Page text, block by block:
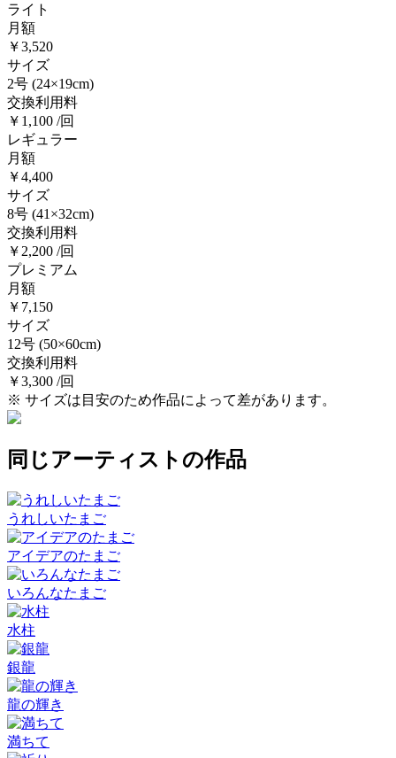
ライト
月額
￥3,520
サイズ
2号 (24×19cm)
交換利用料
￥1,100 /回
レギュラー
月額
￥4,400
サイズ
8号 (41×32cm)
交換利用料
￥2,200 /回
プレミアム
月額
￥7,150
サイズ
12号 (50×60cm)
交換利用料
￥3,300 /回
※ サイズは目安のため作品によって差があります。
同じアーティストの作品
うれしいたまご
アイデアのたまご
いろんなたまご
水柱
銀龍
龍の輝き
満ちて